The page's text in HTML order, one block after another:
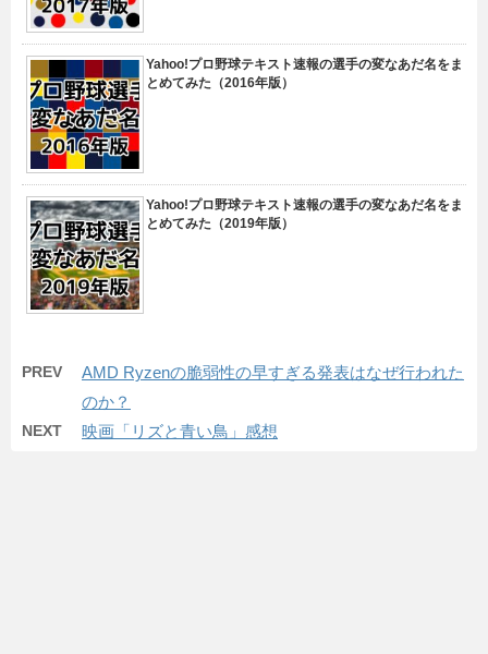
Yahoo!プロ野球テキスト速報の選手の変なあだ名をま
とめてみた（2016年版）
Yahoo!プロ野球テキスト速報の選手の変なあだ名をま
とめてみた（2019年版）
PREV
AMD Ryzenの脆弱性の早すぎる発表はなぜ行われた
のか？
NEXT 映画「リズと青い鳥」感想